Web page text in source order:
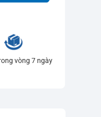
vòng 7 ngày